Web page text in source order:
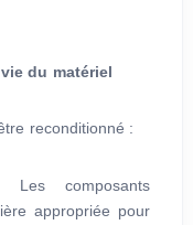
du matériel
reconditionné :
composants
appropriée pour